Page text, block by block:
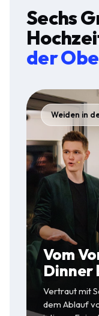
Sechs
der
Weiden in
Vom
Dinner
Vertraut mit
dem Ablauf